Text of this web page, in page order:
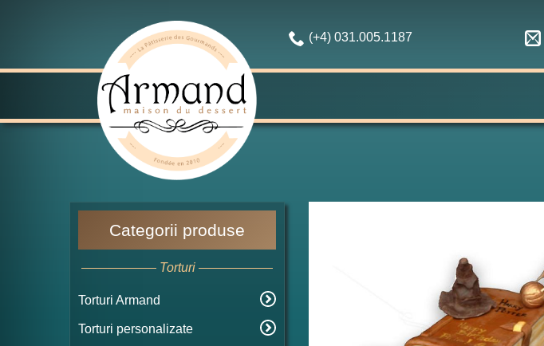
(+4) 031.005.1187
Categorii produse
Torturi
Torturi Armand
Torturi personalizate